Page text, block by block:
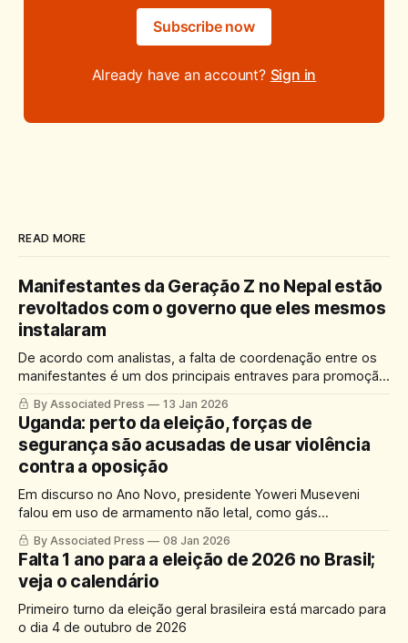
Subscribe now
Already have an account? Sign in
READ MORE
Manifestantes da Geração Z no Nepal estão
revoltados com o governo que eles mesmos
instalaram
De acordo com analistas, a falta de coordenação entre os
manifestantes é um dos principais entraves para promoção
das mudanças desejadas
By Associated Press 13 Jan 2026
Uganda: perto da eleição, forças de
segurança são acusadas de usar violência
contra a oposição
Em discurso no Ano Novo, presidente Yoweri Museveni
falou em uso de armamento não letal, como gás
lacrimogêneo. Ele é o 3º líder mais longevo da África, no
poder desde 1986.
By Associated Press 08 Jan 2026
Falta 1 ano para a eleição de 2026 no Brasil;
veja o calendário
Primeiro turno da eleição geral brasileira está marcado para
o dia 4 de outubro de 2026